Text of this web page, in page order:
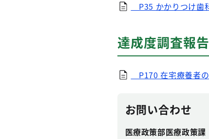
P35 かかりつけ歯
達成度調査報
P170 在宅療養者
お問い合わせ
医療政策部医療政策課